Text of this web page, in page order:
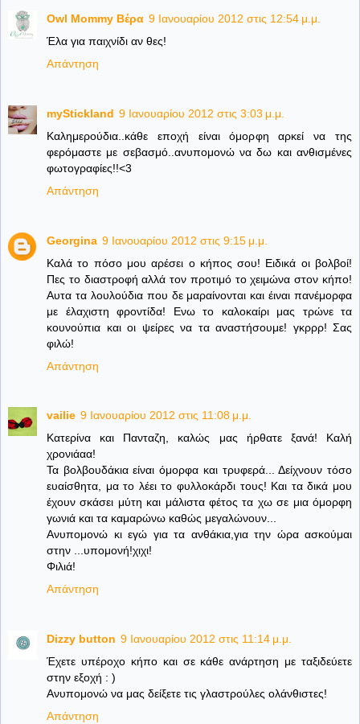
Owl Mommy Βέρα 9 Ιανουαρίου 2012 στις 12:54 μ.μ.
Έλα για παιχνίδι αν θες!
Απάντηση
myStickland 9 Ιανουαρίου 2012 στις 3:03 μ.μ.
Καλημερούδια..κάθε εποχή είναι όμορφη αρκεί να της
φερόμαστε με σεβασμό..ανυπομονώ να δω και ανθισμένες
φωτογραφίες!!<3
Απάντηση
Georgina 9 Ιανουαρίου 2012 στις 9:15 μ.μ.
Καλά το πόσο μου αρέσει ο κήπος σου! Ειδικά οι βολβοί!
Πες το διαστροφή αλλά τον προτιμό το χειμώνα στον κήπο!
Αυτα τα λουλούδια που δε μαραίνονται και έιναι πανέμορφα
με έλαχιστη φροντίδα! Ενω το καλοκαίρι μας τρώνε τα
κουνούπια και οι ψείρες να τα αναστήσουμε! γκρρρ! Σας
φιλώ!
Απάντηση
vailie 9 Ιανουαρίου 2012 στις 11:08 μ.μ.
Κατερίνα και Πανταζη, καλώς μας ήρθατε ξανά! Καλή
χρονιάαα!
Τα βολβουδάκια είναι όμορφα και τρυφερά... Δείχνουν τόσο
ευαίσθητα, μα το λέει το φυλλοκάρδι τους! Και τα δικά μου
έχουν σκάσει μύτη και μάλιστα φέτος τα χω σε μια όμορφη
γωνιά και τα καμαρώνω καθώς μεγαλώνουν...
Ανυπομονώ κι εγώ για τα ανθάκια,για την ώρα ασκούμαι
στην ...υπομονή!χιχι!
Φιλιά!
Απάντηση
Dizzy button 9 Ιανουαρίου 2012 στις 11:14 μ.μ.
Έχετε υπέροχο κήπο και σε κάθε ανάρτηση με ταξιδεύετε
στην εξοχή : )
Ανυπομονώ να μας δείξετε τις γλαστρούλες ολάνθιστες!
Απάντηση